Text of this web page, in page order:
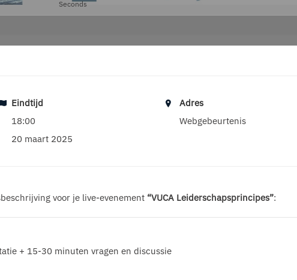
Seconds
Eindtijd
18:00
20 maart 2025
Adres
Webgebeurtenis
voor je live-evenement “VUCA Leiderschapsprincipes”:
+ 15-30 minuten vragen en discussie